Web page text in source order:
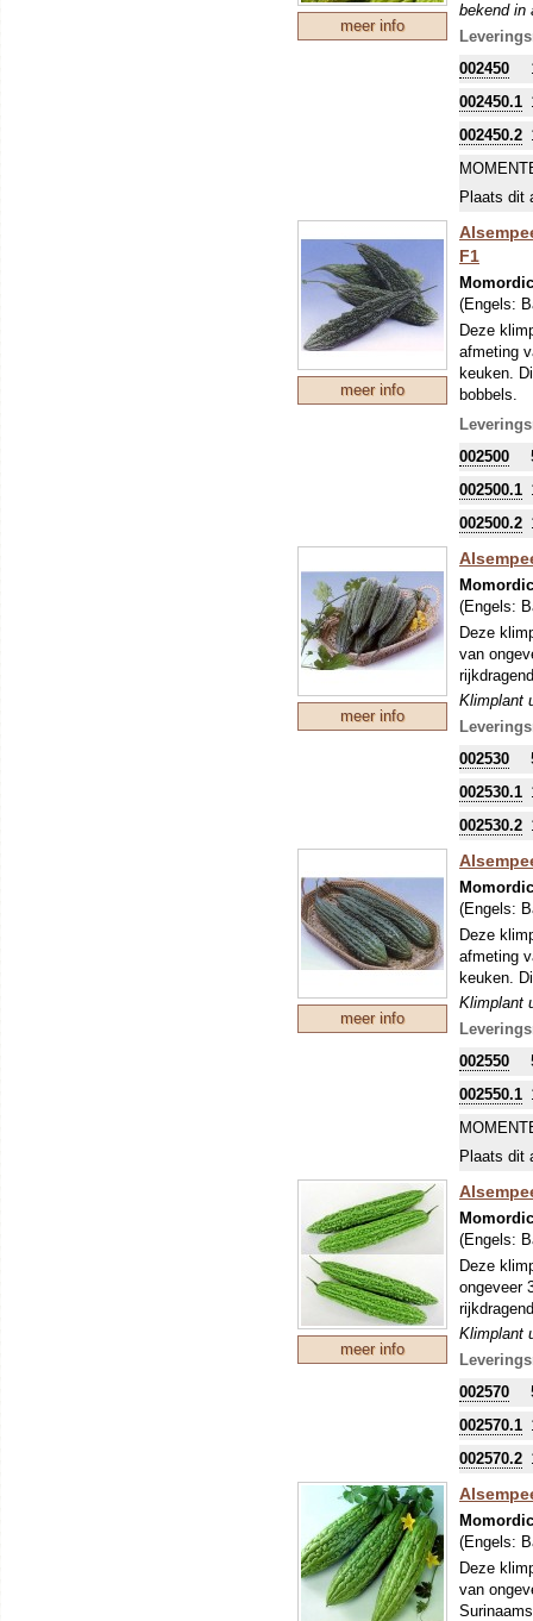
meer info
bekend in
prachtige
002450
002450.1
002450.2
Plaats dit
meer info
F1
(Engels:
Deze
afmeting
keuken.
bobbels.
Klimplant
prachtige
002500
002500.1
002500.2
meer info
(Engels:
Deze
van
Klimplant
bekend in
002530
002530.1
002530.2
meer info
(Engels:
Deze
afmeting
keuken.
Klimplant
bekend in
002550
002550.1
Plaats dit
meer info
(Engels:
Deze
ongeveer
Klimplant
bekend in
002570
002570.1
002570.2
(Engels:
Deze
van